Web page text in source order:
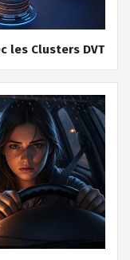
les Clusters DVT